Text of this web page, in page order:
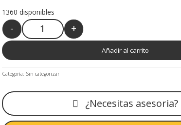
1360 disponibles
Quantity
- +
Añadir al carrito
Categoría: Sin categorizar
¿Necesitas asesoria?